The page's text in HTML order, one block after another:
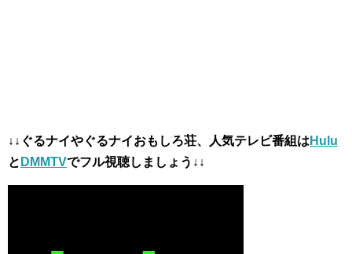
↓↓ぐるナイやぐるナイおもしろ荘、人気テレビ番組は Hulu
と DMMTVでフル視聴しましょう↓↓